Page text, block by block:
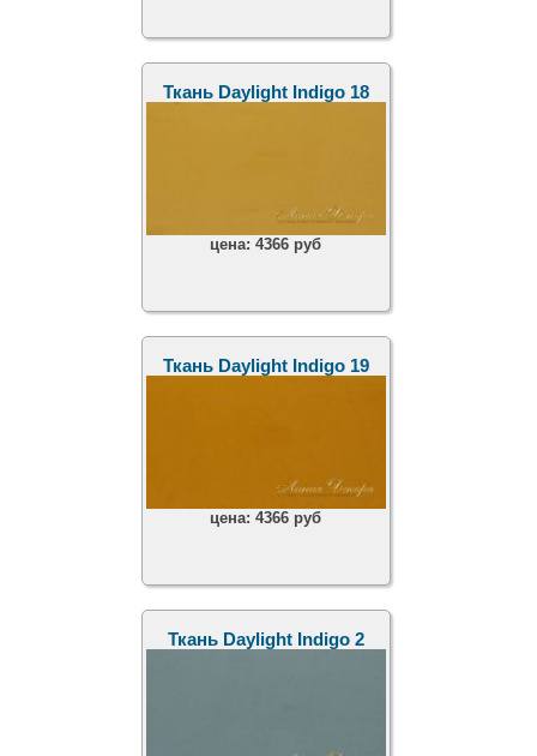
Ткань Daylight Indigo 18
цена:4366 руб
Ткань Daylight Indigo 19
цена:4366 руб
Ткань Daylight Indigo 2